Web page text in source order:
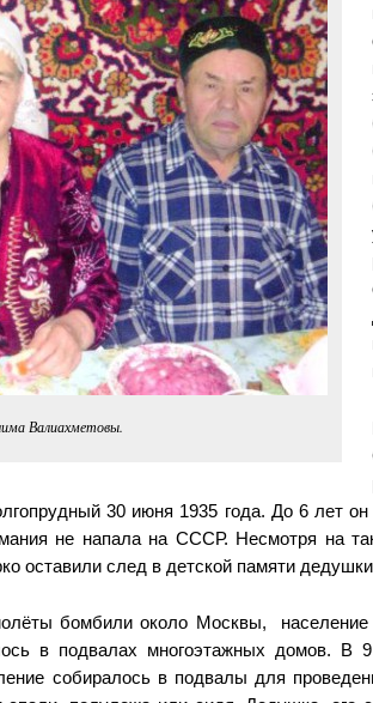
Валиахметовы.
30 июня 1935 года. До 6 лет
не напала на СССР. Несмотря на
оставили след в детской памяти
бомбили около Москвы,
в подвалах многоэтажных домов. В
собиралось в подвалы для